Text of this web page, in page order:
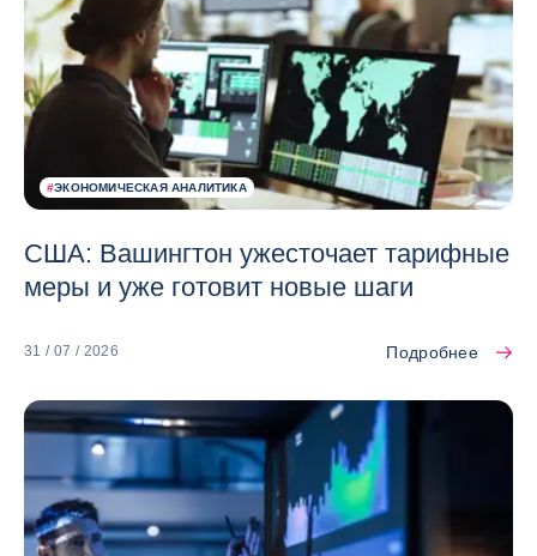
#ЭКОНОМИЧЕСКАЯ АНАЛИТИКА
США: Вашингтон ужесточает тарифные
меры и уже готовит новые шаги
31 / 07 / 2026 Подробнее